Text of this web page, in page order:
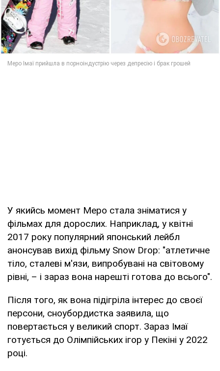
У якийсь момент Меро стала зніматися у
фільмах для дорослих. Наприклад, у квітні
2017 року популярний японський лейбл
анонсував вихід фільму Snow Drop: "атлетичне
тіло, сталеві м'язи, випробувані на світовому
рівні, – і зараз вона нарешті готова до всього".
Після того, як вона підігріла інтерес до своєї
персони, сноубордистка заявила, що
повертається у великий спорт. Зараз Імаї
готується до Олімпійських ігор у Пекіні у 2022
році.